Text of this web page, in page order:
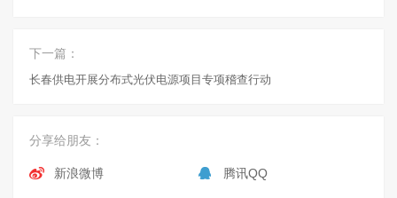
下一篇：
长春供电开展分布式光伏电源项目专项稽查行动
分享给朋友：
新浪微博 腾讯QQ